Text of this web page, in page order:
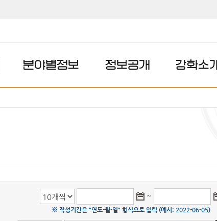
분야별정보 정보공개 강화소
~
※ 작성기간은 "연도-월-일" 형식으로 입력 (예시: 2022-06-05)